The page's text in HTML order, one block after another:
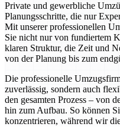
Private und gewerbliche
Planungsschritte, die nur
Mit unserer professionellen
Sie nicht nur von fundiertem
klaren Struktur, die Zeit und
von der Planung bis zum
Die professionelle
zuverlässig, sondern auch
den gesamten Prozess – von
hin zum Aufbau. So können
konzentrieren, während wir